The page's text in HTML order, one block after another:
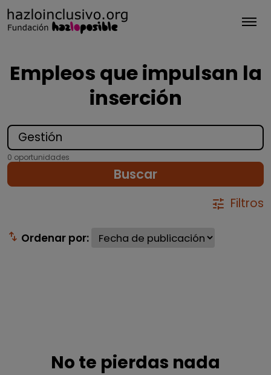
Empleos que impulsan la
inserción
0 oportunidades
Buscar
tune Filtros
swap_vert Ordenar por:
No te pierdas nada